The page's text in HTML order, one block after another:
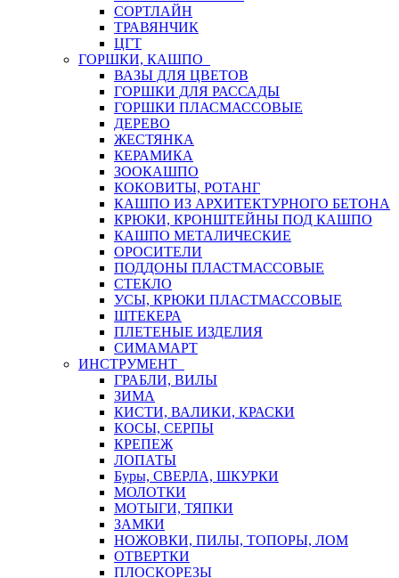
СОРТЛАЙН
ТРАВЯНЧИК
ЦГТ
ГОРШКИ, КАШПО
ВАЗЫ ДЛЯ ЦВЕТОВ
ГОРШКИ ДЛЯ РАССАДЫ
ГОРШКИ ПЛАСМАССОВЫЕ
ДЕРЕВО
ЖЕСТЯНКА
КЕРАМИКА
ЗООКАШПО
КОКОВИТЫ, РОТАНГ
КАШПО ИЗ АРХИТЕКТУРНОГО БЕТОНА
КРЮКИ, КРОНШТЕЙНЫ ПОД КАШПО
КАШПО МЕТАЛИЧЕСКИЕ
ОРОСИТЕЛИ
ПОДДОНЫ ПЛАСТМАССОВЫЕ
СТЕКЛО
УСЫ, КРЮКИ ПЛАСТМАССОВЫЕ
ШТЕКЕРА
ПЛЕТЕНЫЕ ИЗДЕЛИЯ
СИМАМАРТ
ИНСТРУМЕНТ
ГРАБЛИ, ВИЛЫ
ЗИМА
КИСТИ, ВАЛИКИ, КРАСКИ
КОСЫ, СЕРПЫ
КРЕПЕЖ
ЛОПАТЫ
Буры, СВЕРЛА, ШКУРКИ
МОЛОТКИ
МОТЫГИ, ТЯПКИ
ЗАМКИ
НОЖОВКИ, ПИЛЫ, ТОПОРЫ, ЛОМ
ОТВЕРТКИ
ПЛОСКОРЕЗЫ